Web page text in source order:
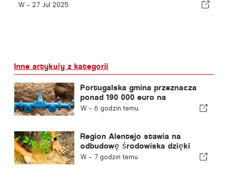
W - 27 Jul 2025
Inne artykuły z kategorii
Portugalska gmina przeznacza
ponad 190 000 euro na
zaopatrzenie w wodę
W - 6 godzin temu
Region Alentejo stawia na
odbudowę środowiska dzięki
funduszom europejskim
W - 7 godzin temu